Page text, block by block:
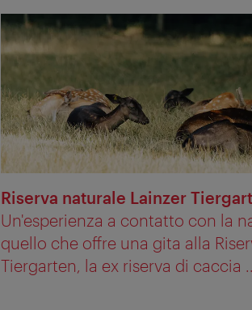
Riserva naturale Lainzer
Un'esperienza a contatto con la
quello che offre una gita alla
Tiergarten, la ex riserva di caccia